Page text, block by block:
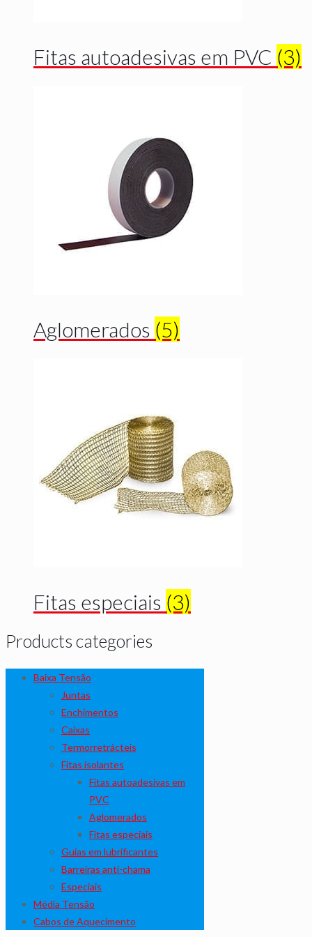
Fitas autoadesivas em PVC (3)
Aglomerados (5)
Fitas especiais (3)
Products categories
Baixa Tensão
Juntas
Enchimentos
Caixas
Termorretrácteis
Fitas isolantes
Fitas autoadesivas em
PVC
Aglomerados
Fitas especiais
Guias em lubrificantes
Barreiras anti-chama
Especiais
Média Tensão
Cabos de Aquecimento